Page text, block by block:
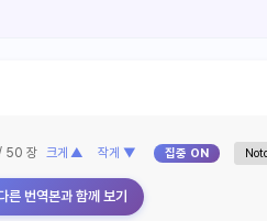
/ 50 장 크게 ▲ 작게 ▼ 집중 ON
른 번역본과 함께 보기